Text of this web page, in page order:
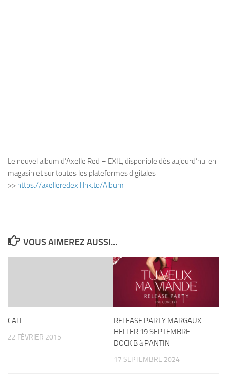
Le nouvel album d’Axelle Red – EXIL, disponible dès aujourd’hui en
magasin et sur toutes les plateformes digitales
>> https://axelleredexil.lnk.to/Album
VOUS AIMEREZ AUSSI...
CALI
22 FÉVRIER 2015
RELEASE PARTY MARGAUX
HELLER 19 SEPTEMBRE
DOCK B à PANTIN
17 SEPTEMBRE 2024